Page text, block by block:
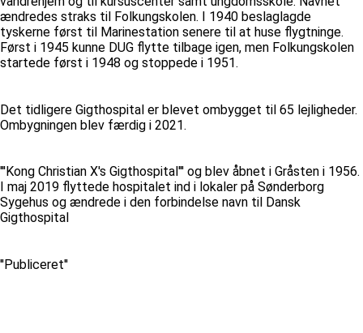
ændredes straks til Folkungskolen. I 1940 beslaglagde
tyskerne først til Marinestation senere til at huse flygtninge.
Først i 1945 kunne DUG flytte tilbage igen, men Folkungskolen
startede først i 1948 og stoppede i 1951.
Det tidligere Gigthospital er blevet ombygget til 65 lejligheder.
Ombygningen blev færdig i 2021.
'''Kong Christian X's Gigthospital''' og blev åbnet i Gråsten i 1956.
I maj 2019 flyttede hospitalet ind i lokaler på Sønderborg
Sygehus og ændrede i den forbindelse navn til Dansk
Gigthospital
''Publiceret''